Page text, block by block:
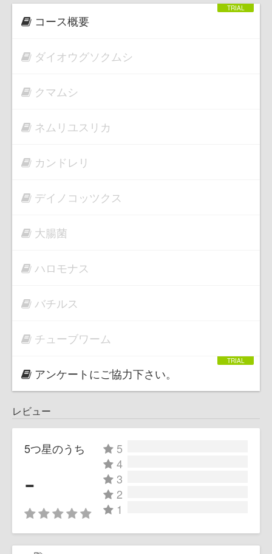
コース概要
ダイオウグソクムシ
クマムシ
ネムリユスリカ
カンドレリ
デイノコッツクス
大腸菌
ハロモナス
バチルス
チューブワーム
アンケートにご協力下さい。
レビュー
5つ星のうち
-
5
4
3
2
1